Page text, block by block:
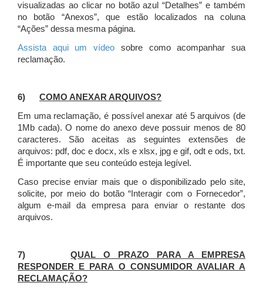
visualizadas ao clicar no botão azul “Detalhes” e também
no botão “Anexos”, que estão localizados na coluna
“Ações” dessa mesma página.
Assista aqui um vídeo sobre como acompanhar sua
reclamação.
6) COMO ANEXAR ARQUIVOS?
Em uma reclamação, é possível anexar até 5 arquivos (de
1Mb cada). O nome do anexo deve possuir menos de 80
caracteres. São aceitas as seguintes extensões de
arquivos: pdf, doc e docx, xls e xlsx, jpg e gif, odt e ods, txt.
É importante que seu conteúdo esteja legível.
Caso precise enviar mais que o disponibilizado pelo site,
solicite, por meio do botão “Interagir com o Fornecedor”,
algum e-mail da empresa para enviar o restante dos
arquivos.
7)QUAL O PRAZO PARA A EMPRESA
RESPONDER E PARA O CONSUMIDOR AVALIAR A
RECLAMAÇÃO?